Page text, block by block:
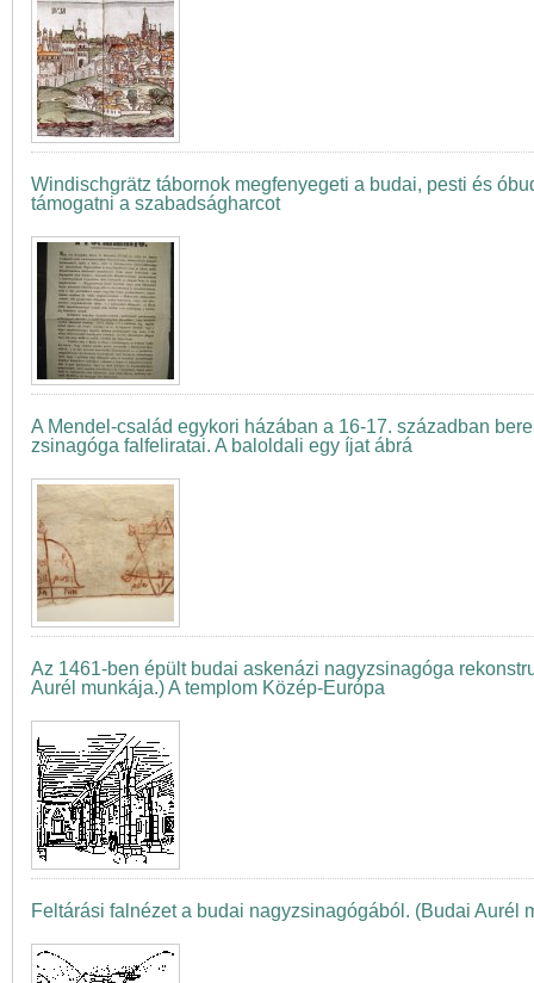
Windischgrätz tábornok megfenyegeti a budai, pesti és
támogatni a szabadságharcot
A Mendel-család egykori házában a 16-17. században
zsinagóga falfeliratai. A baloldali egy íjat ábrá
Az 1461-ben épült budai askenázi nagyzsinagóga
Aurél munkája.) A templom Közép-Európa
Feltárási falnézet a budai nagyzsinagógából. (Budai Aurél